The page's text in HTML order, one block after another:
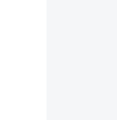
nová a